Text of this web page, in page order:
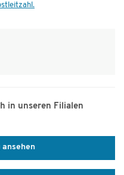
in unseren Filialen
ansehen